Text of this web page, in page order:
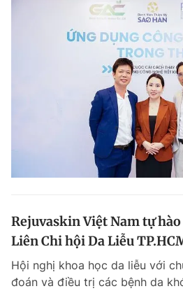
Rejuvaskin Việt Nam tự
Liên Chi hội Da Liễu
Hội nghị khoa học da liễu với
đoán và điều trị các bệnh da